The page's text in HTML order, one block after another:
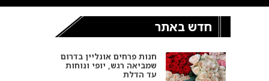
חדש באתר
חנות פרחים אונליין בדרום
שמביאה רגש, יופי ונוחות
עד הדלת